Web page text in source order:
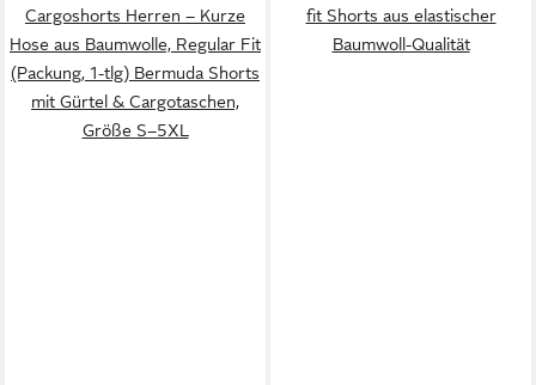
Cargoshorts Herren – Kurze
Hose aus Baumwolle, Regular Fit
(Packung, 1-tlg) Bermuda Shorts
mit Gürtel & Cargotaschen,
Größe S–5XL
fit Shorts aus elastischer
Baumwoll-Qualität